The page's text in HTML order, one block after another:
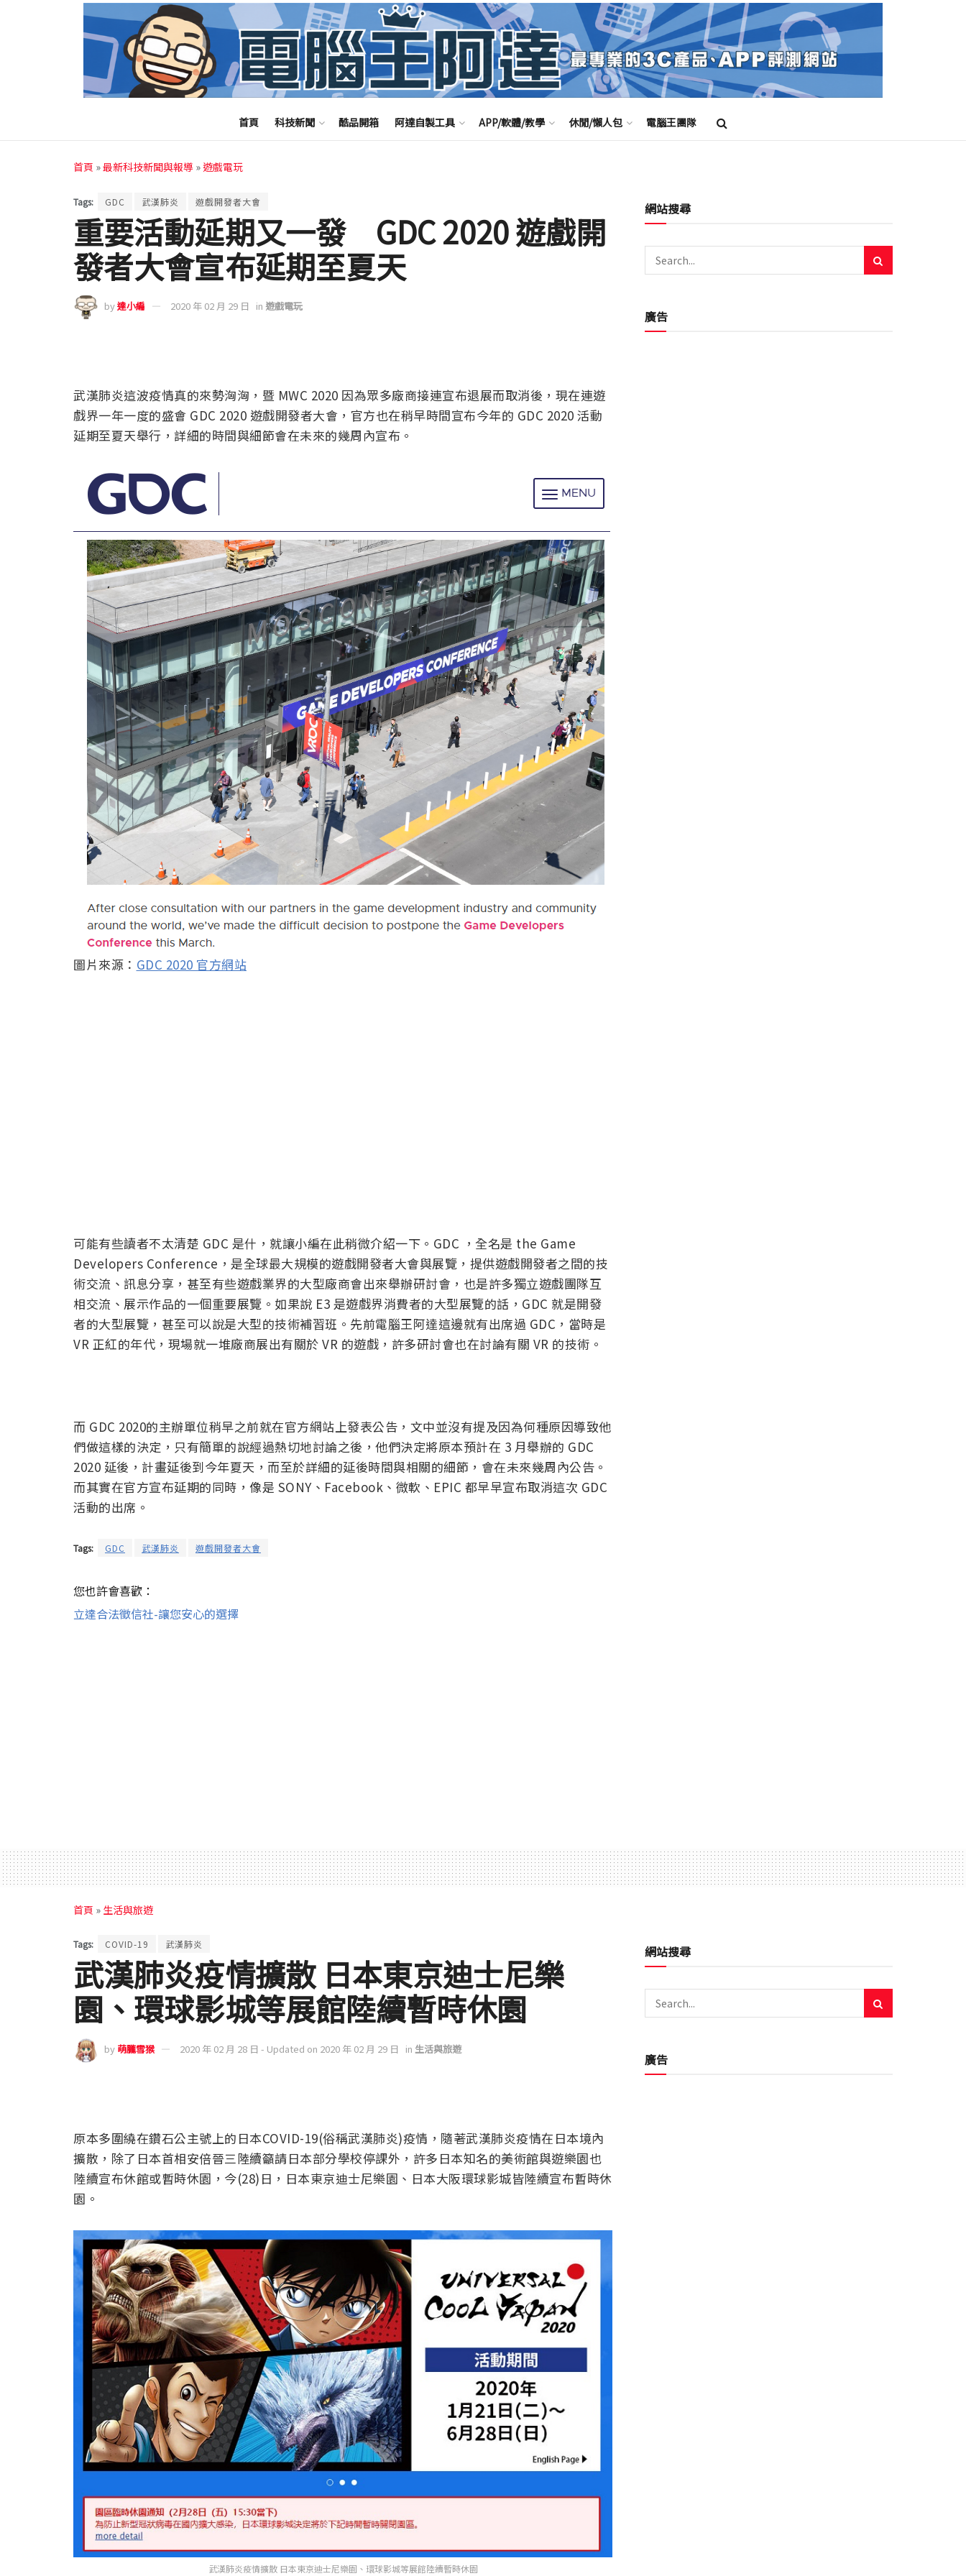
首頁 科技新聞 酷品開箱 阿達自製工具 APP/軟體/教學 休閒/懶人包 電腦王團隊
首頁 »最新科技新聞與報導 »遊戲電玩
Tags: GDC 武漢肺炎 遊戲開發者大會
重要活動延期又一發 GDC 2020 遊戲開
發者大會宣布延期至夏天
by達小編 2020 年 02 月 29 日 in 遊戲電玩
武漢肺炎這波疫情真的來勢洶洶，暨 MWC 2020 因為眾多廠商接連宣布退展而取消後，現在連遊
戲界一年一度的盛會 GDC 2020 遊戲開發者大會，官方也在稍早時間宣布今年的 GDC 2020 活動
延期至夏天舉行，詳細的時間與細節會在未來的幾周內宣布。
圖片來源： GDC 2020 官方網站
可能有些讀者不太清楚 GDC 是什，就讓小編在此稍微介紹一下。GDC ，全名是 the Game
Developers Conference，是全球最大規模的遊戲開發者大會與展覽，提供遊戲開發者之間的技
術交流、訊息分享，甚至有些遊戲業界的大型廠商會出來舉辦研討會，也是許多獨立遊戲團隊互
相交流、展示作品的一個重要展覽。如果說 E3 是遊戲界消費者的大型展覽的話，GDC 就是開發
者的大型展覽，甚至可以說是大型的技術補習班。先前電腦王阿達這邊就有出席過 GDC，當時是
VR 正紅的年代，現場就一堆廠商展出有關於 VR 的遊戲，許多研討會也在討論有關 VR 的技術。
而 GDC 2020的主辦單位稍早之前就在官方網站上發表公告，文中並沒有提及因為何種原因導致他
們做這樣的決定，只有簡單的說經過熱切地討論之後，他們決定將原本預計在 3 月舉辦的 GDC
2020 延後，計畫延後到今年夏天，而至於詳細的延後時間與相關的細節，會在未來幾周內公告。
而其實在官方宣布延期的同時，像是 SONY、Facebook、微軟、EPIC 都早早宣布取消這次 GDC
活動的出席。
Tags: GDC 武漢肺炎 遊戲開發者大會
您也許會喜歡：
立達合法徵信社-讓您安心的選擇
網站搜尋
廣告
首頁 » 生活與旅遊
Tags: COVID-19 武漢肺炎
武漢肺炎疫情擴散 日本東京迪士尼樂
園、環球影城等展館陸續暫時休園
by 萌朧雪猴 2020 年 02 月 28 日 - Updated on 2020 年 02 月 29 日 in 生活與旅遊
原本多圍繞在鑽石公主號上的日本COVID-19(俗稱武漢肺炎)疫情，隨著武漢肺炎疫情在日本境內
擴散，除了日本首相安倍晉三陸續籲請日本部分學校停課外，許多日本知名的美術館與遊樂園也
陸續宣布休館或暫時休園，今(28)日，日本東京迪士尼樂園、日本大阪環球影城皆陸續宣布暫時休
園。
武漢肺炎疫情擴散 日本東京迪士尼樂園、環球影城等展館陸續暫時休園
網站搜尋
廣告